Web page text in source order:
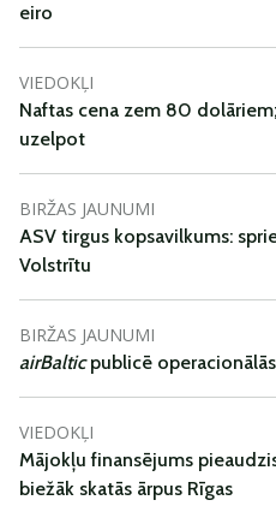
eiro
VIEDOKĻI
Naftas cena zem 80
uzelpot
BIRŽAS JAUNUMI
ASV tirgus kopsavilkums:
Volstrītu
BIRŽAS JAUNUMI
airBalticpublicē
VIEDOKĻI
Mājokļu finansējums
biežāk skatās ārpus Rīgas